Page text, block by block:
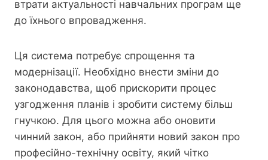
втрати актуальності навчальних програм ще
до їхнього впровадження.
Ця система потребує спрощення та
модернізації. Необхідно внести зміни до
законодавства, щоб прискорити процес
узгодження планів і зробити систему більш
гнучкою. Для цього можна або оновити
чинний закон, або прийняти новий закон про
професійно-технічну освіту, який чітко